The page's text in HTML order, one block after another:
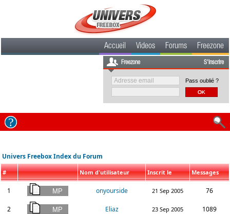
Accueil Videos Forums Freezone
Freezone S'inscrire
Pass oublié ?
Univers Freebox Index du Forum
# Nom d'utilisateur Inscrit le Messages
1 onyourside 21 Sep 2005 76
2 Eliaz 23 Sep 2005 1089